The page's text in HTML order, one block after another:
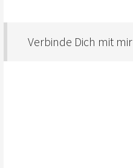
Verbinde Dich mit mir